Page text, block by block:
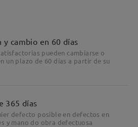
y cambio en 60 días
pueden cambiarse o
un plazo de 60 días a partir de su
365 días
defecto posible en defectos en
y mano do obra defectuosa